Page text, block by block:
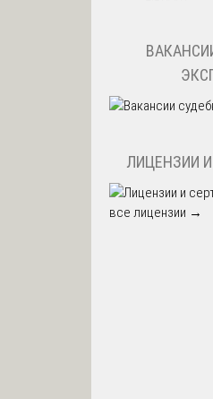
ЛИЦЕНЗИИ
все лицензии →